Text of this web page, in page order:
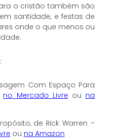
o cristão também são
santidade, e festas de
onde o que menos ou
Com Espaço Para
no Mercado Livre ou na
de Rick Warren –
ou na Amazon